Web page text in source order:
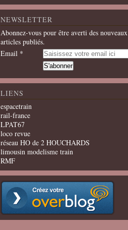
NEWSLETTER
Abonnez-vous pour être averti des nouveaux
articles publiés.
Email
LIENS
espacetrain
rail-france
LPAT67
loco revue
réseau HO de 2 HOUCHARDS
limousin modelisme train
RMF